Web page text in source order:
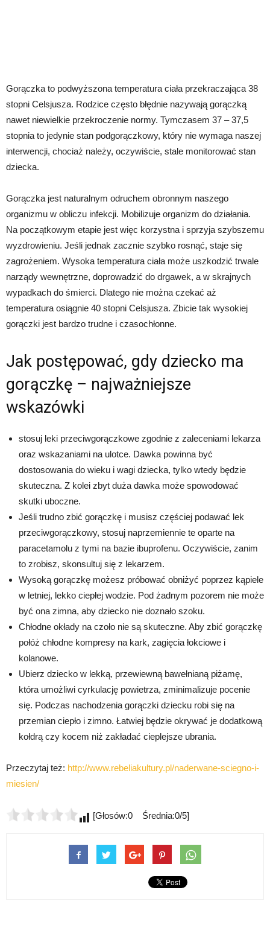
Gorączka to podwyższona temperatura ciała przekraczająca 38
stopni Celsjusza. Rodzice często błędnie nazywają gorączką
nawet niewielkie przekroczenie normy. Tymczasem 37 – 37,5
stopnia to jedynie stan podgorączkowy, który nie wymaga naszej
interwencji, chociaż należy, oczywiście, stale monitorować stan
dziecka.
Gorączka jest naturalnym odruchem obronnym naszego
organizmu w obliczu infekcji. Mobilizuje organizm do działania.
Na początkowym etapie jest więc korzystna i sprzyja szybszemu
wyzdrowieniu. Jeśli jednak zacznie szybko rosnąć, staje się
zagrożeniem. Wysoka temperatura ciała może uszkodzić trwale
narządy wewnętrzne, doprowadzić do drgawek, a w skrajnych
wypadkach do śmierci. Dlatego nie można czekać aż
temperatura osiągnie 40 stopni Celsjusza. Zbicie tak wysokiej
gorączki jest bardzo trudne i czasochłonne.
Jak postępować, gdy dziecko ma
gorączkę – najważniejsze
wskazówki
stosuj leki przeciwgorączkowe zgodnie z zaleceniami lekarza
oraz wskazaniami na ulotce. Dawka powinna być
dostosowania do wieku i wagi dziecka, tylko wtedy będzie
skuteczna. Z kolei zbyt duża dawka może spowodować
skutki uboczne.
Jeśli trudno zbić gorączkę i musisz częściej podawać lek
przeciwgorączkowy, stosuj naprzemiennie te oparte na
paracetamolu z tymi na bazie ibuprofenu. Oczywiście, zanim
to zrobisz, skonsultuj się z lekarzem.
Wysoką gorączkę możesz próbować obniżyć poprzez kąpiele
w letniej, lekko ciepłej wodzie. Pod żadnym pozorem nie może
być ona zimna, aby dziecko nie doznało szoku.
Chłodne okłady na czoło nie są skuteczne. Aby zbić gorączkę
połóż chłodne kompresy na kark, zagięcia łokciowe i
kolanowe.
Ubierz dziecko w lekką, przewiewną bawełnianą piżamę,
która umożliwi cyrkulację powietrza, zminimalizuje pocenie
się. Podczas nachodzenia gorączki dziecku robi się na
przemian ciepło i zimno. Łatwiej będzie okrywać je dodatkową
kołdrą czy kocem niż zakładać cieplejsze ubrania.
Przeczytaj też: http://www.rebeliakultury.pl/naderwane-sciegno-i-
miesien/
[Głosów:0 Średnia:0/5]